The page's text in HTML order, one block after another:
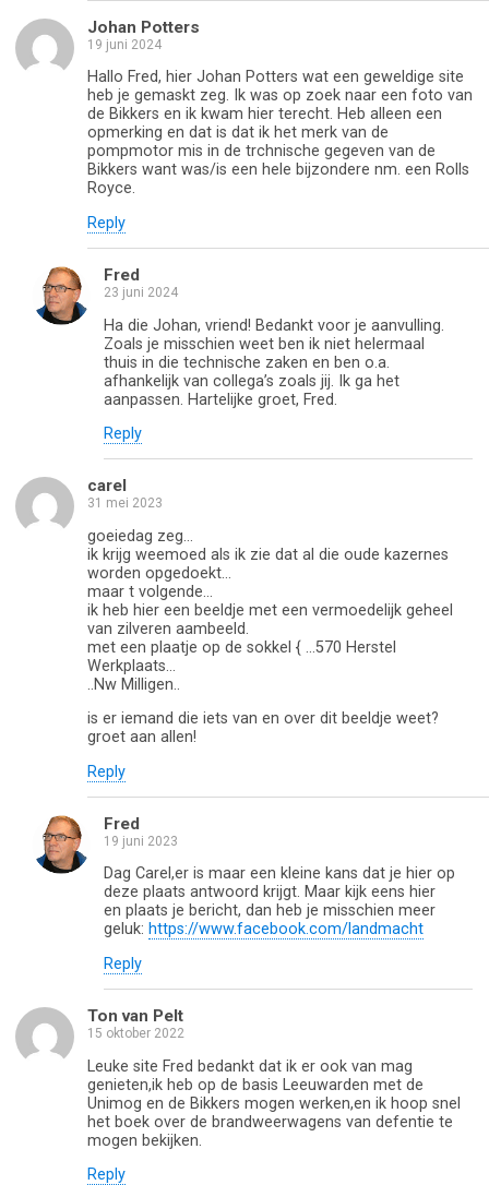
Johan Potters
19 juni 2024
Hallo Fred, hier Johan Potters wat een geweldige site
heb je gemaskt zeg. Ik was op zoek naar een foto van
de Bikkers en ik kwam hier terecht. Heb alleen een
opmerking en dat is dat ik het merk van de
pompmotor mis in de trchnische gegeven van de
Bikkers want was/is een hele bijzondere nm. een Rolls
Royce.
Reply
Fred
23 juni 2024
Ha die Johan, vriend! Bedankt voor je aanvulling.
Zoals je misschien weet ben ik niet helermaal
thuis in die technische zaken en ben o.a.
afhankelijk van collega’s zoals jij. Ik ga het
aanpassen. Hartelijke groet, Fred.
Reply
carel
31 mei 2023
goeiedag zeg…
ik krijg weemoed als ik zie dat al die oude kazernes
worden opgedoekt…
maar t volgende…
ik heb hier een beeldje met een vermoedelijk geheel
van zilveren aambeeld.
met een plaatje op de sokkel { …570 Herstel
Werkplaats…
..Nw Milligen..
is er iemand die iets van en over dit beeldje weet?
groet aan allen!
Reply
Fred
19 juni 2023
Dag Carel,er is maar een kleine kans dat je hier op
deze plaats antwoord krijgt. Maar kijk eens hier
en plaats je bericht, dan heb je misschien meer
geluk: https://www.facebook.com/landmacht
Reply
Ton van Pelt
15 oktober 2022
Leuke site Fred bedankt dat ik er ook van mag
genieten,ik heb op de basis Leeuwarden met de
Unimog en de Bikkers mogen werken,en ik hoop snel
het boek over de brandweerwagens van defentie te
mogen bekijken.
Reply